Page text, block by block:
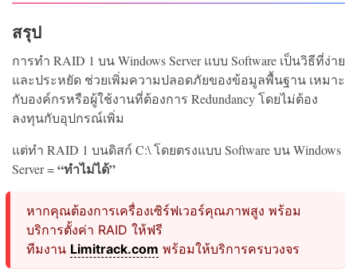
สรุป
การทำ RAID 1 บน Windows Server แบบ Software เป็นวิธีที่ง่าย
และประหยัด ช่วยเพิ่มความปลอดภัยของข้อมูลพื้นฐาน เหมาะ
กับองค์กรหรือผู้ใช้งานที่ต้องการ Redundancy โดยไม่ต้อง
ลงทุนกับอุปกรณ์เพิ่ม
แต่ทำ RAID 1 บนดิสก์ C:\ โดยตรงแบบ Software บน Windows
Server =“ทำไม่ได้”
หากคุณต้องการเครื่องเซิร์ฟเวอร์คุณภาพสูง พร้อม
บริการตั้งค่า RAID ให้ฟรี
ทีมงาน Limitrack.com พร้อมให้บริการครบวงจร